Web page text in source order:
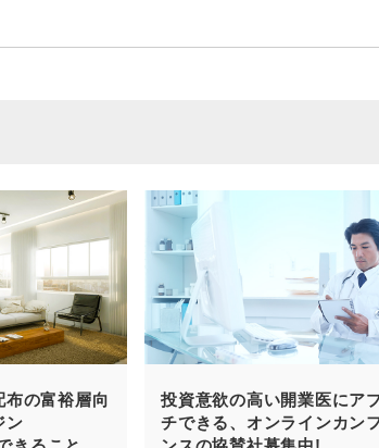
布の富裕層向
ン
投資意欲の高い開業医にア
チできる、オンラインカン